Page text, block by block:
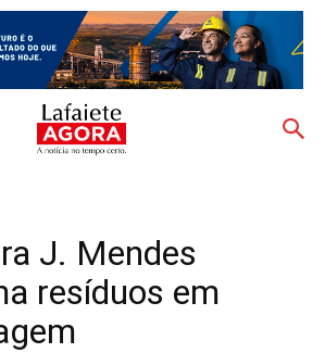
J. Mendes
resíduos em